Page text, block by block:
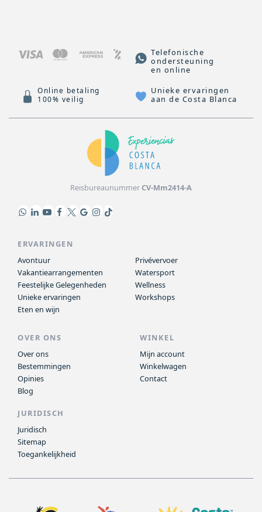
Telefonische
ondersteuning
en online
Online betaling
100% veilig
Unieke ervaringen
aan de Costa Blanca
ReisbureaunummerCV-Mm2414-A
ERVARINGEN
Avontuur
Vakantiearrangementen
Feestelijke Gelegenheden
Unieke ervaringen
Eten en wijn
Privévervoer
Watersport
Wellness
Workshops
OVER ONS
Over ons
Bestemmingen
Opinies
Blog
WINKEL
Mijn account
Winkelwagen
Contact
JURIDISCH
Juridisch
Sitemap
Toegankelijkheid